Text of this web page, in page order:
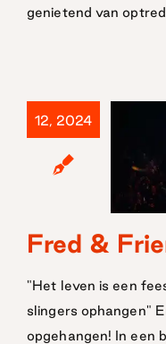
genietend van
12, 2024
Fred &
"Het leven is een
slingers ophangen"
opgehangen! In een